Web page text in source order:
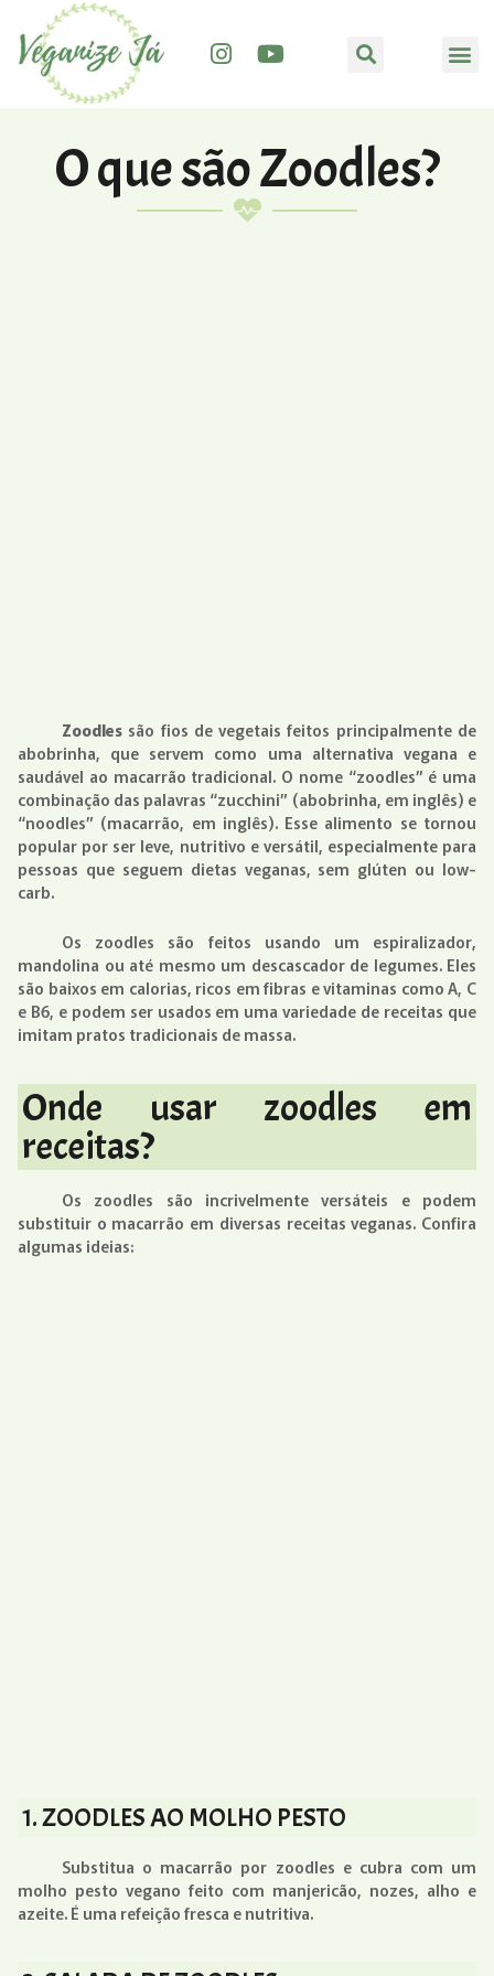
O que são Zoodles?
Zoodles são fios de vegetais feitos principalmente de
abobrinha, que servem como uma alternativa vegana e
saudável ao macarrão tradicional. O nome “zoodles” é uma
combinação das palavras “zucchini” (abobrinha, em inglês) e
“noodles” (macarrão, em inglês). Esse alimento se tornou
popular por ser leve, nutritivo e versátil, especialmente para
pessoas que seguem dietas veganas, sem glúten ou low-
carb.
Os zoodles são feitos usando um espiralizador,
mandolina ou até mesmo um descascador de legumes. Eles
são baixos em calorias, ricos em fibras e vitaminas como A, C
e B6, e podem ser usados em uma variedade de receitas que
imitam pratos tradicionais de massa.
Onde usar zoodles em
receitas?
Os zoodles são incrivelmente versáteis e podem
substituir o macarrão em diversas receitas veganas. Confira
algumas ideias:
1. ZOODLES AO MOLHO PESTO
Substitua o macarrão por zoodles e cubra com um
molho pesto vegano feito com manjericão, nozes, alho e
azeite. É uma refeição fresca e nutritiva.